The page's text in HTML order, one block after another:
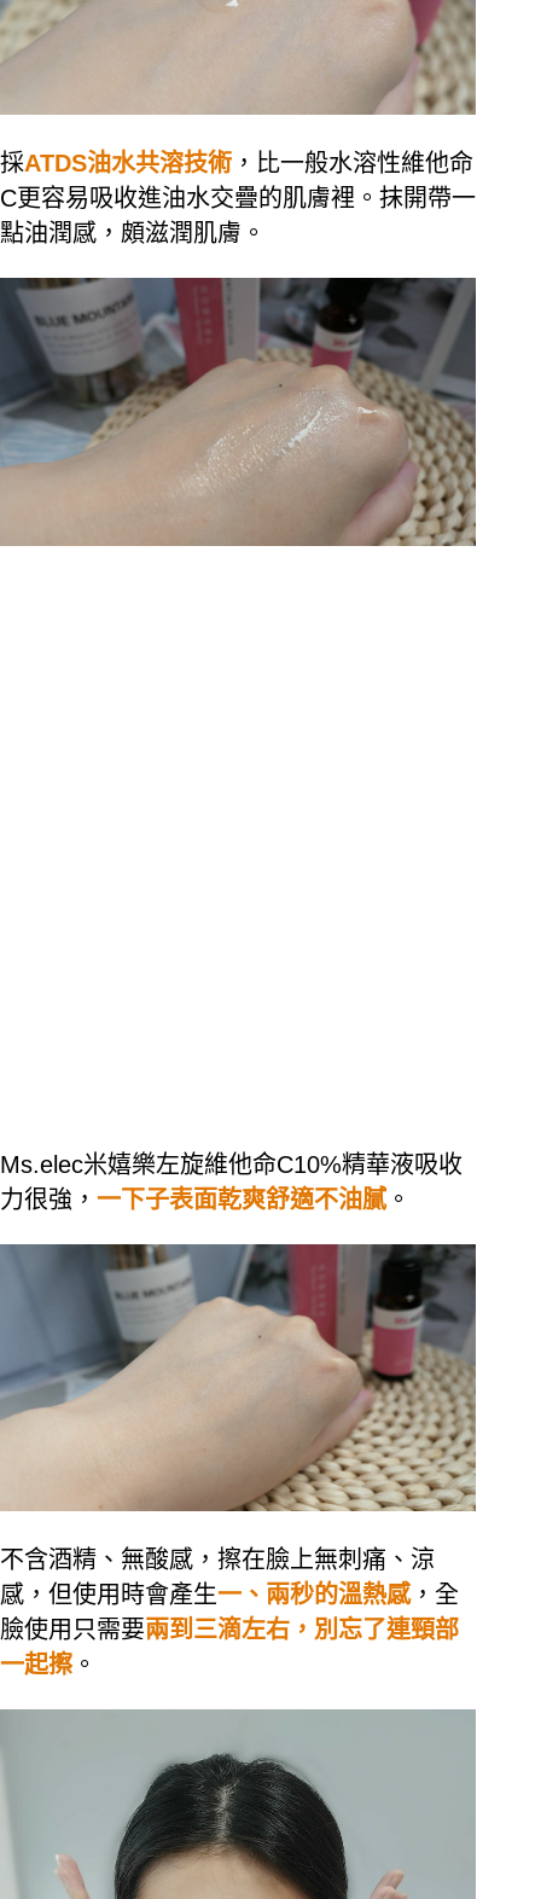
採ATDS油水共溶技術 ，比一般水溶性維他命
C更容易吸收進油水交疊的肌膚裡。抹開帶一
點油潤感，頗滋潤肌膚。
Ms.elec米嬉樂左旋維他命C10%精華液吸收
力很強， 一下子表面乾爽舒適不油膩。
不含酒精、無酸感，擦在臉上無刺痛、涼
感，但使用時會產生一、兩秒的溫熱感，全
臉使用只需要兩到三滴左右，別忘了連頸部
一起擦。